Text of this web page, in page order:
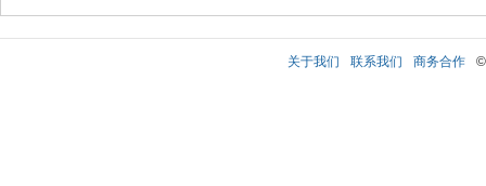
关于我们 联系我们 商务合作